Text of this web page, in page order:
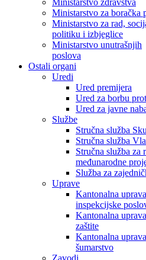
Ministarstvo zdravstva
Ministarstvo za boračka
Ministarstvo za rad,
politiku i izbjeglice
Ministarstvo unutrašnjih
poslova
Ostali organi
Uredi
Ured premijera
Ured za borbu
Ured za javne
Službe
Stručna služba
Stručna služba
Stručna služba za
međunarodne
Služba za
Uprave
Kantonalna
inspekcijske
Kantonalna
zaštite
Kantonalna
šumarstvo
Zavodi